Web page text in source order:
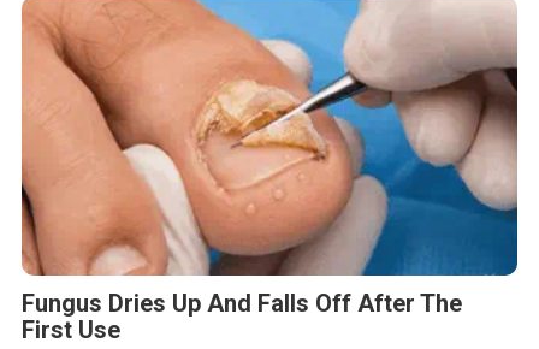
Fungus Dries Up And Falls Off After The
First Use